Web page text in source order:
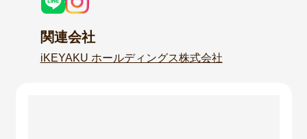
関連会社
iKEYAKU ホールディングス株式会社